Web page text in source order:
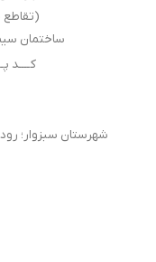
(تقاطع
ساختمان
کــــد